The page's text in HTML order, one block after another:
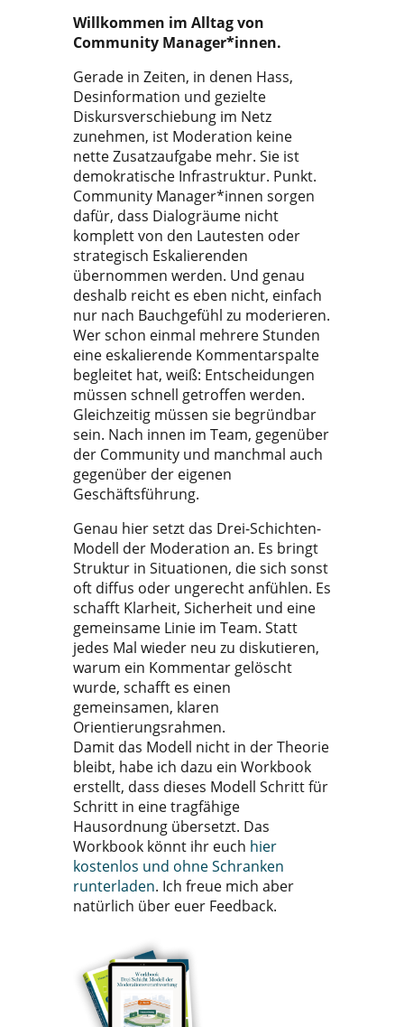
Willkommen im Alltag von
Community Manager*innen.
Gerade in Zeiten, in denen Hass,
Desinformation und gezielte
Diskursverschiebung im Netz
zunehmen, ist Moderation keine
nette Zusatzaufgabe mehr. Sie ist
demokratische Infrastruktur. Punkt.
Community Manager*innen sorgen
dafür, dass Dialogräume nicht
komplett von den Lautesten oder
strategisch Eskalierenden
übernommen werden. Und genau
deshalb reicht es eben nicht, einfach
nur nach Bauchgefühl zu moderieren.
Wer schon einmal mehrere Stunden
eine eskalierende Kommentarspalte
begleitet hat, weiß: Entscheidungen
müssen schnell getroffen werden.
Gleichzeitig müssen sie begründbar
sein. Nach innen im Team, gegenüber
der Community und manchmal auch
gegenüber der eigenen
Geschäftsführung.
Genau hier setzt das Drei-Schichten-
Modell der Moderation an. Es bringt
Struktur in Situationen, die sich sonst
oft diffus oder ungerecht anfühlen. Es
schafft Klarheit, Sicherheit und eine
gemeinsame Linie im Team. Statt
jedes Mal wieder neu zu diskutieren,
warum ein Kommentar gelöscht
wurde, schafft es einen
gemeinsamen, klaren
Orientierungsrahmen.
Damit das Modell nicht in der Theorie
bleibt, habe ich dazu ein Workbook
erstellt, dass dieses Modell Schritt für
Schritt in eine tragfähige
Hausordnung übersetzt. Das
Workbook könnt ihr euch hier
kostenlos und ohne Schranken
runterladen. Ich freue mich aber
natürlich über euer Feedback.